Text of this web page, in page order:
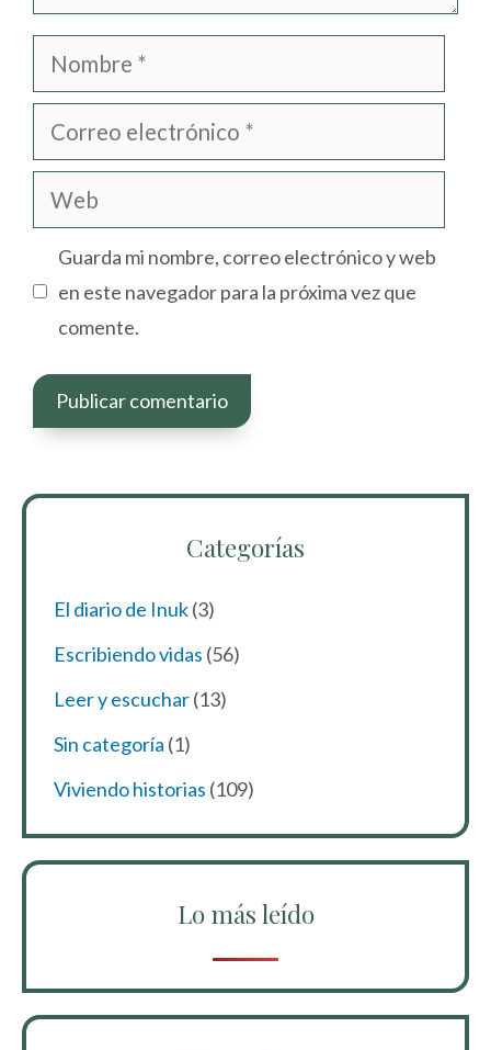
Nombre
Correo
electrónico
Web
Guarda mi nombre, correo electrónico y web
en este navegador para la próxima vez que
comente.
Categorías
El diario de Inuk(3)
Escribiendo vidas (56)
Leer y escuchar(13)
Sin categoría (1)
Viviendo historias (109)
Lo más leído